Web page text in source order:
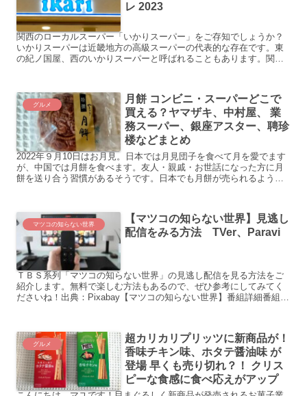
レ 2023
関西のローカルスーパー「いかりスーパー」をご存知でしょうか？
いかりスーパーは近畿地方の高級スーパーの代表的な存在です。東
の紀ノ国屋、西のいかりスーパーと呼ばれることもあります。関西
グルメ
月餅 コンビニ・スーパーどこで
買える？ヤマザキ、中村屋、 業
務スーパー、銀座アスター、聘珍
楼などまとめ
2022年９月10日はお月見。日本では月見団子を食べて月を愛でます
が、中国では月餅を食べます。友人・親戚・お世話になった方に月
餅を送り合う習慣があるそうです。日本でも月餅が売られるように
マツコの知らない世界
【マツコの知らない世界】見逃し
配信をみる方法 TVer、Paravi
ＴＢＳ系列「マツコの知らない世界」の見逃し配信を見る方法をご
紹介します。無料で楽しむ方法もあるので、ぜひ参考にしてみてく
ださいね！出典：Pixabay【マツコの知らない世界】番組詳細番組
グルメ
超カリカリプリッツに新商品が！
香味チキン味、ホタテ醤油味 が
登場 早くも売り切れ？！ クリス
ピーな食感に食べ応えがアップ